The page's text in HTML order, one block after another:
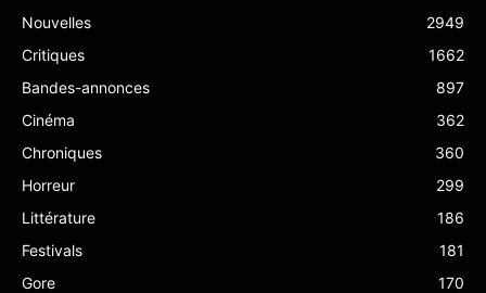
Nouvelles
2949
Critiques
1662
Bandes-annonces
897
Cinéma
362
Chroniques
360
Horreur
299
Littérature
186
Festivals
181
Gore
170